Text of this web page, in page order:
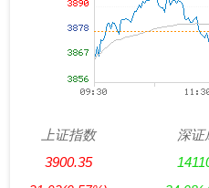
上证指数
3900.35
深证